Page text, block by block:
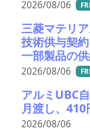
2026/08/06
三菱マテリ
技術供与契
一部製品の
2026/08/06
アルミUBC
月渡し、
2026/08/06